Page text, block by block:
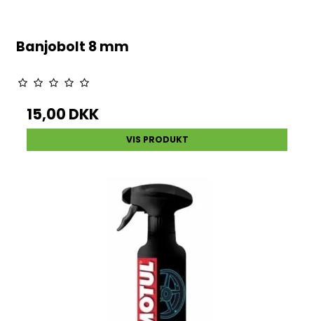
Banjobolt 8 mm
15,00 DKK
VIS PRODUKT